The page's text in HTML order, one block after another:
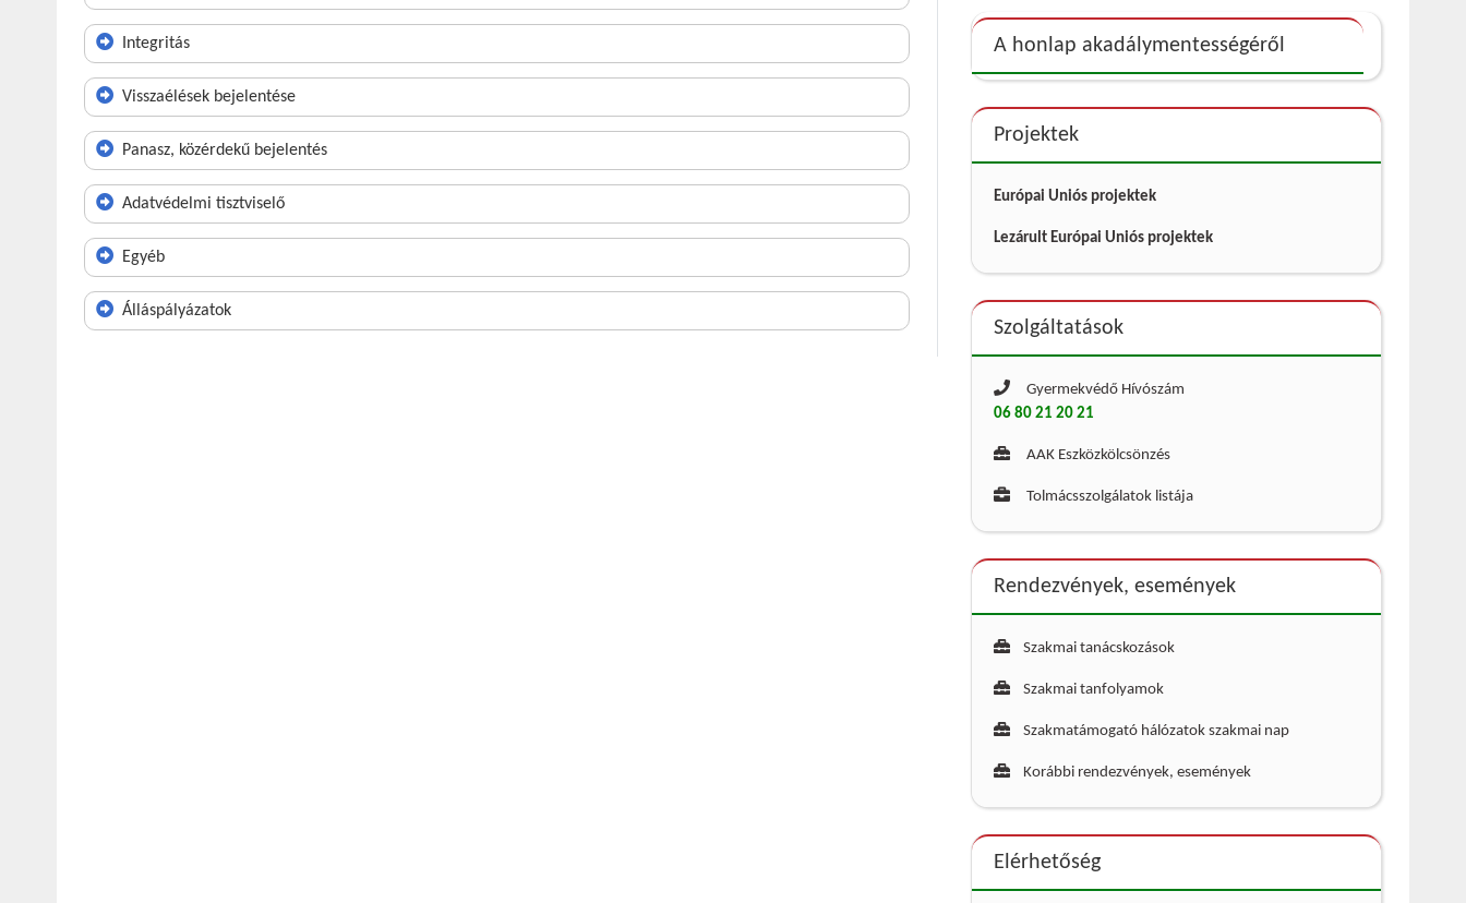
Integritás
Visszaélések bejelentése
Panasz, közérdekű bejelentés
Adatvédelmi tisztviselő
Egyéb
Álláspályázatok
A honlap akadálymentességéről
Projektek
Európai Uniós projektek
Lezárult Európai Uniós projektek
Szolgáltatások
Gyermekvédő Hívószám
06 80 21 20 21
AAK Eszközkölcsönzés
Tolmácsszolgálatok listája
Rendezvények, események
Szakmai tanácskozások
Szakmai tanfolyamok
Szakmatámogató hálózatok szakmai nap
Korábbi rendezvények, események
Elérhetőség